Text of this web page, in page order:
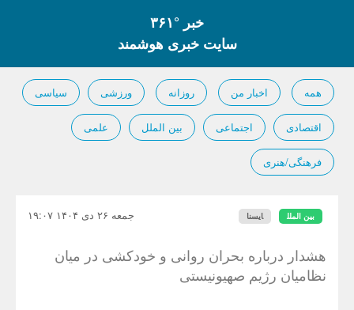
خبر °۳۶۱
سایت خبری هوشمند
همه اخبار من روزانه ورزشی سیاسی
اقتصادی اجتماعی بین الملل علمی
فرهنگی/هنری
جمعه ۲۶ دی ۱۴۰۴ ۱۹:۰۷ بین الملل ایسنا
هشدار درباره بحران روانی و خودکشی در میان
نظامیان رژیم صهیونیستی